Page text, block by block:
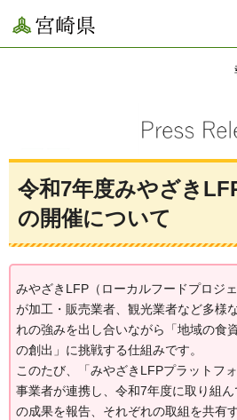
宮崎県
令和7年度みやざき
の開催について
みやざきLFP（ローカルフードプロジ
が加工・販売業者、観光業者など多様
れの強みを出し合いながら「地域の食
の創出」に挑戦する仕組みです。
このたび、「みやざきLFPプラットフ
事業者が連携し、令和7年度に取り組
の成果を報告、それぞれの取組を共有